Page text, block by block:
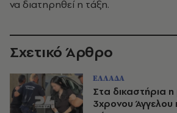
να διατηρηθεί η τάξη.
Σχετικό Άρθρο
ΕΛΛΑΔΑ
Στα δικαστήρια
3χρονου Άγγελου